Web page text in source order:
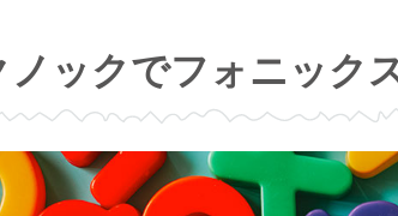
ノックでフォニック